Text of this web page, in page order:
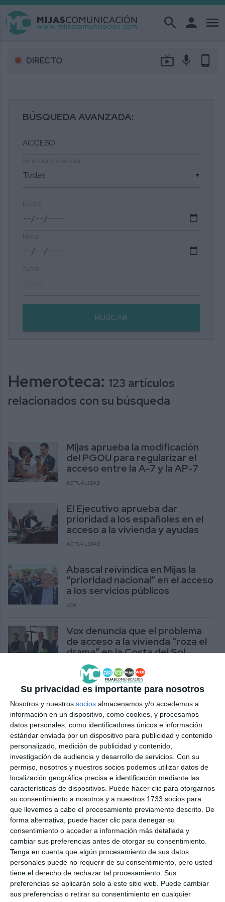
Su privacidad es importante para nosotros
Nosotros y nuestros socios almacenamos y/o accedemos a
información en un dispositivo, como cookies, y procesamos
datos personales, como identificadores únicos e información
estándar enviada por un dispositivo para publicidad y contenido
personalizado, medición de publicidad y contenido,
investigación de audiencia y desarrollo de servicios. Con su
permiso, nosotros y nuestros socios podemos utilizar datos de
localización geográfica precisa e identificación mediante las
características de dispositivos. Puede hacer clic para otorgarnos
su consentimiento a nosotros y a nuestros 1733 socios para
que llevemos a cabo el procesamiento previamente descrito. De
forma alternativa, puede hacer clic para denegar su
consentimiento o acceder a información más detallada y
cambiar sus preferencias antes de otorgar su consentimiento.
Tenga en cuenta que algún procesamiento de sus datos
personales puede no requerir de su consentimiento, pero usted
tiene el derecho de rechazar tal procesamiento. Sus
preferencias se aplicarán solo a este sitio web. Puede cambiar
sus preferencias o retirar su consentimiento en cualquier
search person menu
DIRECTO live_tv mic phone_android
BÚSQUEDA AVANZADA:
▼
BUSCAR
Hemeroteca: 123 artículos
relacionados con su búsqueda
Mijas aprueba la modificación
del PGOU para regularizar el
acceso entre la A-7 y la AP-7
ACTUALIDAD
El Ejecutivo aprueba dar
prioridad a los españoles en el
acceso a la vivienda y ayudas
ACTUALIDAD
Abascal reivindica en Mijas la
“prioridad nacional” en el acceso
a los servicios públicos
VOX
Vox denuncia que el problema
de acceso a la vivienda “roza el
drama” en la Costa del Sol
Mijas regulará el acceso a
dependencias municipales de
personas con el rostro oculto
ACTUALIDAD
Nervios, estrés y algún que otro
rezo en los primeros exámenes
de la selectividad
ACTUALIDAD
Mijas improves traffic
management with a label for
authorised vehicles
ACTUALIDAD
Mijas mejora la gestión del
tráfico con un distintivo para
vehículos autorizados